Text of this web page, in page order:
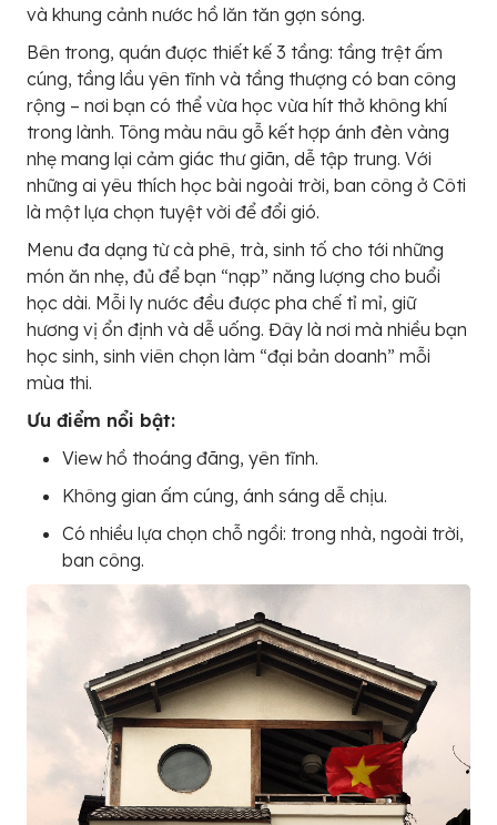
và khung cảnh nước hồ lăn tăn gợn sóng.
Bên trong, quán được thiết kế 3 tầng: tầng trệt ấm
cúng, tầng lầu yên tĩnh và tầng thượng có ban công
rộng – nơi bạn có thể vừa học vừa hít thở không khí
trong lành. Tông màu nâu gỗ kết hợp ánh đèn vàng
nhẹ mang lại cảm giác thư giãn, dễ tập trung. Với
những ai yêu thích học bài ngoài trời, ban công ở Côti
là một lựa chọn tuyệt vời để đổi gió.
Menu đa dạng từ cà phê, trà, sinh tố cho tới những
món ăn nhẹ, đủ để bạn “nạp” năng lượng cho buổi
học dài. Mỗi ly nước đều được pha chế tỉ mỉ, giữ
hương vị ổn định và dễ uống. Đây là nơi mà nhiều bạn
học sinh, sinh viên chọn làm “đại bản doanh” mỗi
mùa thi.
Ưu điểm nổi bật:
View hồ thoáng đãng, yên tĩnh.
Không gian ấm cúng, ánh sáng dễ chịu.
Có nhiều lựa chọn chỗ ngồi: trong nhà, ngoài trời,
ban công.